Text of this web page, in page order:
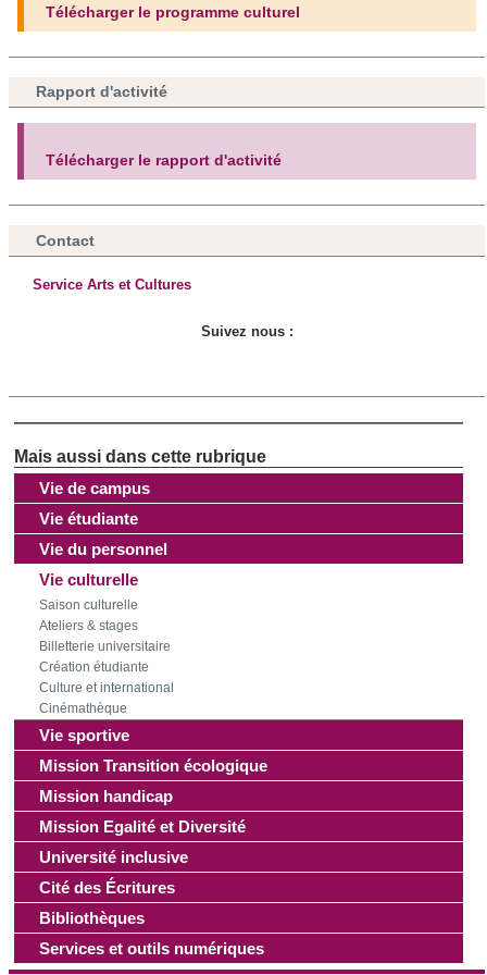
d'autres informations que vous leur avez fournies ou qu'ils
Vie de campus
Vie étudiante
Vie du personnel
Vie culturelle
Saison culturelle
Ateliers & stages
Billetterie universitaire
Création étudiante
Culture et international
Cinémathèque
Vie sportive
Mission Transition écologique
Mission handicap
Mission Egalité et Diversité
Université inclusive
Cité des Écritures
Bibliothèques
Services et outils numériques
Télécharger le programme culturel
Rapport d'activité
Télécharger le rapport d'activité
Contact
Service Arts et Cultures
Suivez nous :